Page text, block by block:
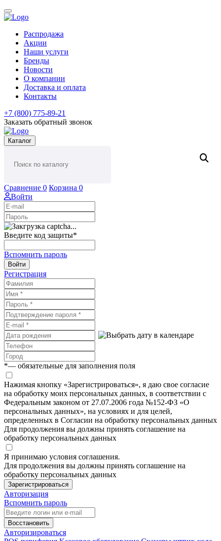
Распродажа
Акции
Наши услуги
Бренды
Новости
О компании
Доставка и оплата
Контакты
+7 (800) 775-89-21
Заказать обратный звонок
Каталог
Сравнение 0 Корзина 0
Войти
Введите код защиты*
Вспомнить пароль
Войти
Регистрация
*— обязательные для заполнения поля
Нажимая кнопку «Зарегистрироваться», я даю свое согласие
на обработку моих персональных данных, в соответствии с
Федеральным законом от 27.07.2006 года №152-ФЗ «О
персональных данных», на условиях и для целей,
определенных в Согласии на обработку персональных данных
Для продолжения вы должны принять соглашение на
обработку персональных данных
Я принимаю условия соглашения.
Для продолжения вы должны принять соглашение на
обработку персональных данных
Зарегистрироваться
Авторизация
Вспомнить пароль
Восстановить
Авторизироваться